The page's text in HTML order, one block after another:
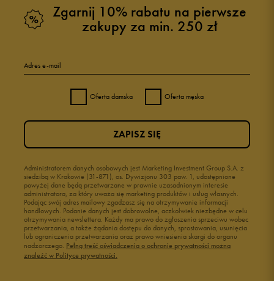
Zgarnij 10% rabatu na pierwsze
zakupy za min. 250 zł
Adres e-mail
Oferta damska Oferta męska
Administratorem danych osobowych jest Marketing Investment Group S.A. z
siedzibą w Krakowie (31-871), os. Dywizjonu 303 paw. 1, udostępnione
powyżej dane będą przetwarzane w prawnie uzasadnionym interesie
administratora, za który uważa się marketing produktów i usług własnych.
Podając swój adres mailowy zgadzasz się na otrzymywanie informacji
handlowych. Podanie danych jest dobrowolne, aczkolwiek niezbędne w celu
otrzymywania newslettera. Każdy ma prawo do zgłoszenia sprzeciwu wobec
przetwarzania, a także żądania dostępu do danych, sprostowania, usunięcia
lub ograniczenia przetwarzania oraz prawo wniesienia skargi do organu
nadzorczego. Pełną treść oświadczenia o ochronie prywatności można
znaleźć w Polityce prywatności.
ZAPISZ SIĘ